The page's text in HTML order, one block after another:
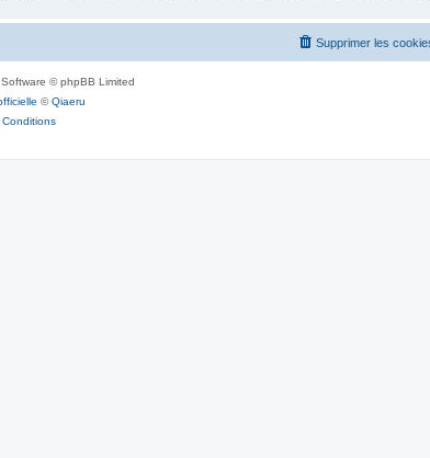
Supprimer les
© phpBB Limited
©Qiaeru
Conditions